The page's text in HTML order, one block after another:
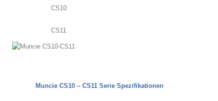
CS10
CS11
Muncie CS10 – CS11 Serie Spezifikationen